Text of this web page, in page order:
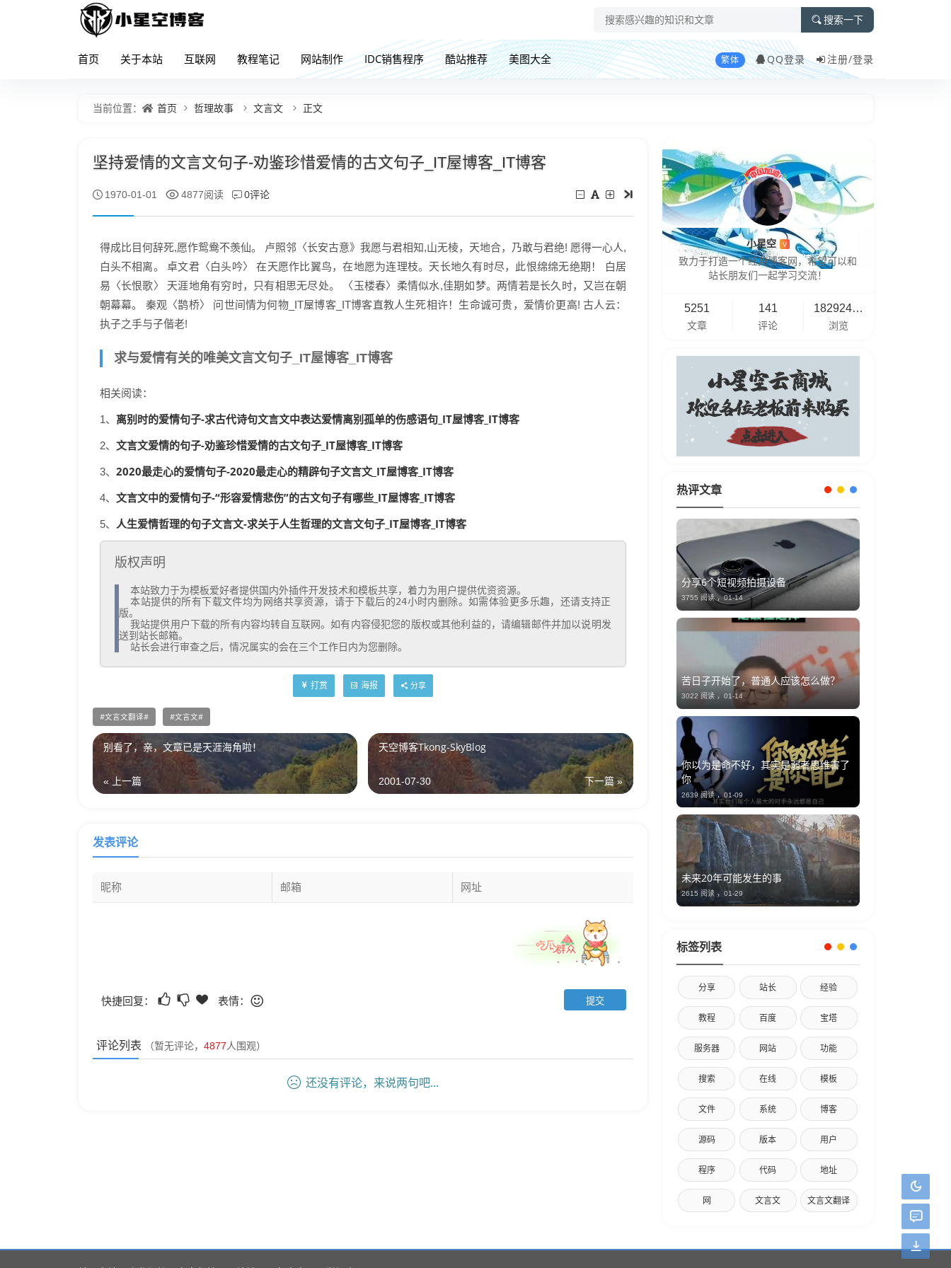
搜索一下
首页 关于本站 互联网 教程笔记 网站制作 IDC销售程序 酷站推荐 美图大全 繁体 QQ登录 注册/登录
当前位置： 首页 哲理故事 文言文 正文
坚持爱情的文言文句子-劝鉴珍惜爱情的古文句子_IT屋博客_IT博客
1970-01-01 4877阅读 0评论
得成比目何辞死,愿作鸳鸯不羡仙。 卢照邻〈长安古意》我愿与君相知,山无棱，天地合，乃敢与君绝! 愿得一心人,
白头不相离。 卓文君〈白头吟〉 在天愿作比翼鸟，在地愿为连理枝。天长地久有时尽，此恨绵绵无绝期！ 白居
易〈长恨歌〉 天涯地角有穷时，只有相思无尽处。 〈玉楼春〉柔情似水,佳期如梦。两情若是长久时，又岂在朝
朝幕幕。 秦观〈鹊桥〉 问世间情为何物_IT屋博客_IT博客直教人生死相许！生命诚可贵，爱情价更高! 古人云：
执子之手与子偕老!
求与爱情有关的唯美文言文句子_IT屋博客_IT博客
相关阅读：
1、 离别时的爱情句子-求古代诗句文言文中表达爱情离别孤单的伤感语句_IT屋博客_IT博客
2、 文言文爱情的句子-劝鉴珍惜爱情的古文句子_IT屋博客_IT博客
3、 2020最走心的爱情句子-2020最走心的精辟句子文言文_IT屋博客_IT博客
4、 文言文中的爱情句子-“形容爱情悲伤”的古文句子有哪些_IT屋博客_IT博客
5、 人生爱情哲理的句子文言文-求关于人生哲理的文言文句子_IT屋博客_IT博客
版权声明
  本站提供的所有下载文件均为网络共享资源，请于下载后的24小时内删除。如需体验更多乐趣，还请支持正
版。
送到站长邮箱。
  站长会进行审查之后，情况属实的会在三个工作日内为您删除。
打赏 海报 分享
文言文翻译 文言文
别看了，亲，文章已是天涯海角啦！
« 上一篇
天空博客Tkong-SkyBlog
下一篇 »
2001-07-30
发表评论
快捷回复： 表情：
评论列表 （暂无评论， 4877人围观）
还没有评论，来说两句吧...
小星空 V
致力于打造一个经典博客网，希望可以和
站长朋友们一起学习交流！
5251
文章
141
评论
18292461
浏览
热评文章
分享6个短视频拍摄设备
3755 阅读 ，01-14
苦日子开始了，普通人应该怎么做？
3022 阅读 ，01-14
你以为是命不好，其实是弱者思维害了
你
2639 阅读 ，01-09
未来20年可能发生的事
2615 阅读 ，01-29
标签列表
分享 站长 经验
教程 百度 宝塔
服务器 网站 功能
搜索 在线 模板
文件 系统 博客
源码 版本 用户
程序 代码 地址
网 文言文 文言文翻译